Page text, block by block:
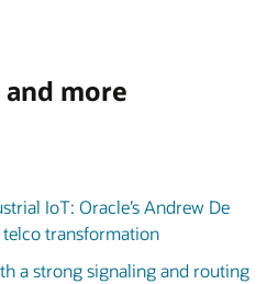
more
IoT: Oracle’s Andrew De
transformation
a strong signaling and routing